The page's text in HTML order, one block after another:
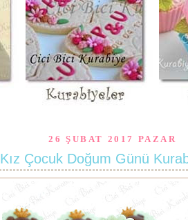
26 ŞUBAT 2017 PAZAR
Kız Çocuk Doğum Günü